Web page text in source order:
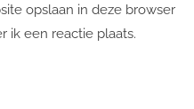
opslaan in deze browser
ik een reactie plaats.